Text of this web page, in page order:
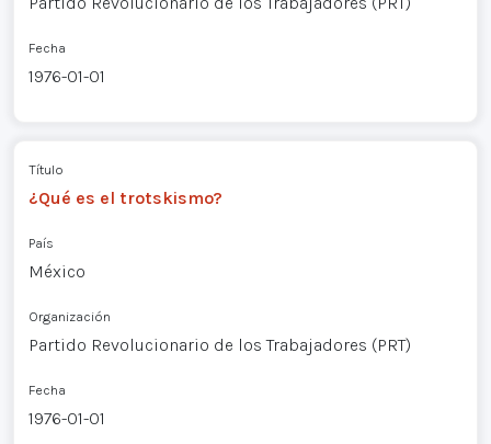
Fecha
1976-01-01
Título
¿Qué es el trotskismo?
País
México
Organización
Partido Revolucionario de los Trabajadores (PRT)
Fecha
1976-01-01